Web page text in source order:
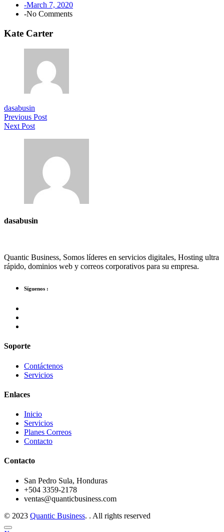
-March 7, 2020
-No Comments
Kate Carter
dasabusin
Previous Post
Next Post
dasabusin
Quantic Business, Somos líderes en servicios digitales, Hosting ultra
rápido, dominios web y correos corporativos para su empresa.
Síguenos :
Soporte
Contáctenos
Servicios
Enlaces
Inicio
Servicios
Planes Correos
Contacto
Contacto
San Pedro Sula, Honduras
+504 3359-2178
ventas@quanticbusiness.com
© 2023 Quantic Business. . All rights reserved